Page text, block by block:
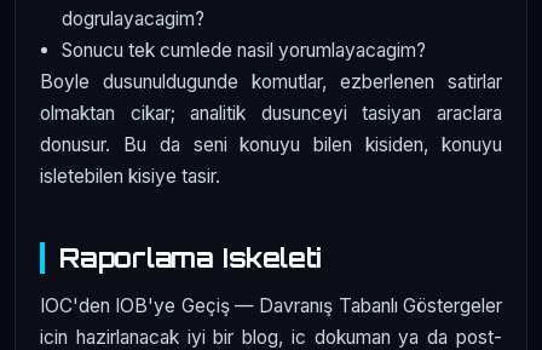
dogrulayacagim?
Sonucu tek cumlede nasil yorumlayacagim?
Boyle dusunuldugunde komutlar, ezberlenen satirlar
olmaktan cikar; analitik dusunceyi tasiyan araclara
donusur. Bu da seni konuyu bilen kisiden, konuyu
isletebilen kisiye tasir.
Raporlama Iskeleti
IOC'den IOB'ye Geçiş — Davranış Tabanlı Göstergeler
icin hazirlanacak iyi bir blog, ic dokuman ya da post-